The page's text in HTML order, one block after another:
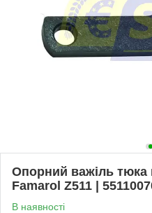
Опорний важіль тюка
Famarol Z511 |
В наявності